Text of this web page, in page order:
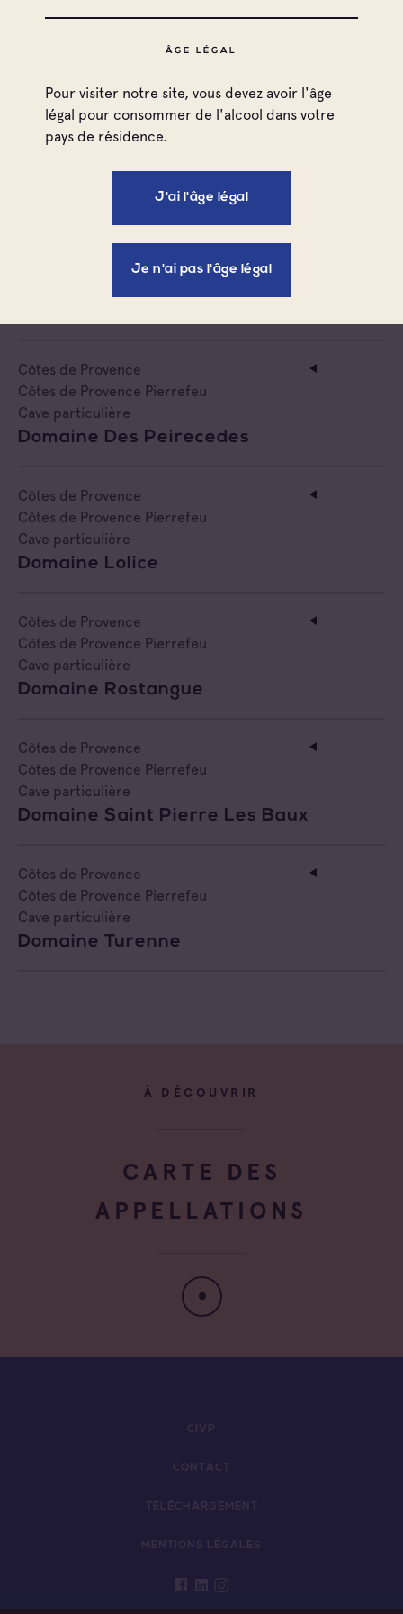
ÂGE LÉGAL
Pour visiter notre site, vous devez avoir l'âge
légal pour consommer de l'alcool dans votre
pays de résidence.
J'ai l'âge légal
Je n'ai pas l'âge légal
Chateau Peigros
Côtes de Provence
Côtes de Provence Pierrefeu
Côtes de Provence
Côtes de Provence Pierrefeu
Côtes de Provence
Côtes de Provence Pierrefeu
Cave particulière
Domaine Des Peirecedes
Côtes de Provence
Côtes de Provence Pierrefeu
Cave particulière
Domaine Lolice
Côtes de Provence
Côtes de Provence Pierrefeu
Cave particulière
Domaine Rostangue
Côtes de Provence
Côtes de Provence Pierrefeu
Cave particulière
Domaine Saint Pierre Les Baux
Côtes de Provence
Côtes de Provence Pierrefeu
Cave particulière
Domaine Turenne
À DÉCOUVRIR
CARTE DES
APPELLATIONS